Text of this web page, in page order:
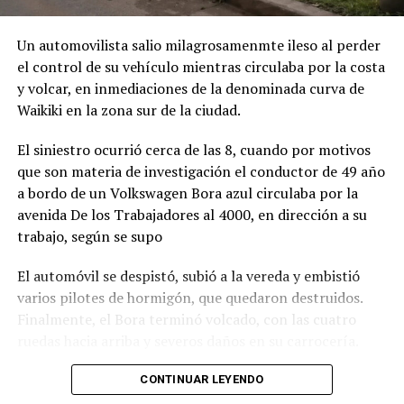
Un automovilista salio milagrosamenmte ileso al perder
el control de su vehículo mientras circulaba por la costa
y volcar, en inmediaciones de la denominada curva de
Waikiki en la zona sur de la ciudad.
El siniestro ocurrió cerca de las 8, cuando por motivos
que son materia de investigación el conductor de 49 año
a bordo de un Volkswagen Bora azul circulaba por la
avenida De los Trabajadores al 4000, en dirección a su
trabajo, según se supo
El automóvil se despistó, subió a la vereda y embistió
varios pilotes de hormigón, que quedaron destruidos.
Finalmente, el Bora terminó volcado, con las cuatro
Ante el violento impacto, personal médico, Defensa
CONTINUAR LEYENDO